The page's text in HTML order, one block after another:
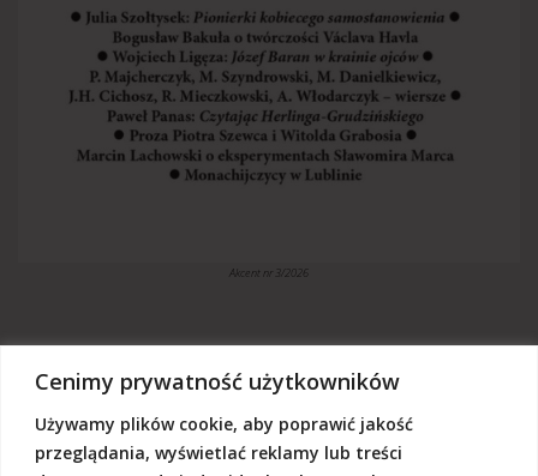
Cenimy prywatność użytkowników
Używamy plików cookie, aby poprawić jakość
przeglądania, wyświetlać reklamy lub treści
Akcent nr 3/2026
„Akcent” jest czasopismem niezależnym, utrzymujemy się z dotacji
budżetowych oraz darowizn. Będziemy wdzięczni, jeśli zechcą nas
Państwo wesprzeć dowolną kwotą.